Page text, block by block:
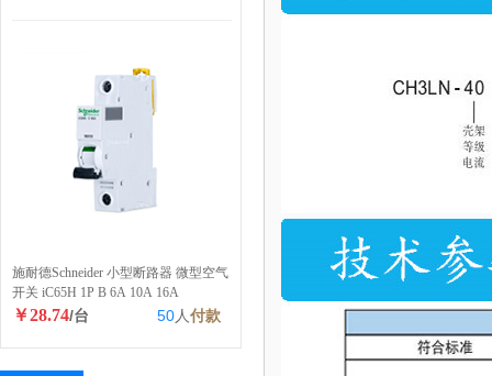
施耐德Schneider 小型断路器 微型空气
开关 iC65H 1P B 6A 10A 16A
￥28.74/台 50人付款